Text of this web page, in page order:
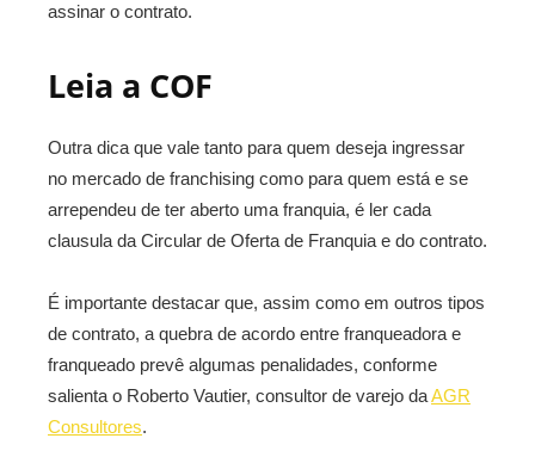
assinar o contrato.
Leia a COF
Outra dica que vale tanto para quem deseja ingressar
no mercado de franchising como para quem está e se
arrependeu de ter aberto uma franquia, é ler cada
clausula da Circular de Oferta de Franquia e do contrato.
É importante destacar que, assim como em outros tipos
de contrato, a quebra de acordo entre franqueadora e
franqueado prevê algumas penalidades, conforme
salienta o Roberto Vautier, consultor de varejo daAGR
Consultores.